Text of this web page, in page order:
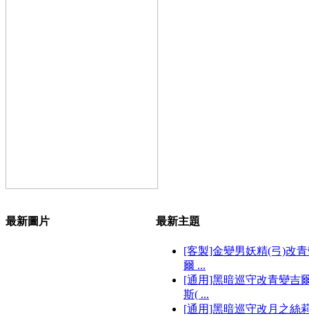
最新圖片 最新主題
[客製]金變男妖精(弓)改
爾 ...
[通用]黑暗巡守改青變吉
斯( ...
[通用]黑暗巡守改月之絲